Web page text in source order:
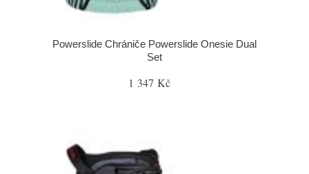
Powerslide Chrániče Powerslide Onesie Dual
Set
1 347 Kč